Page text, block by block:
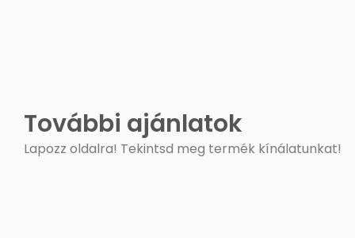
További ajánlatok
Lapozz oldalra! Tekintsd meg termék kínálatunkat!